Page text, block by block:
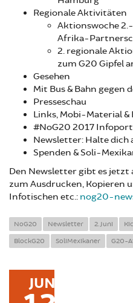
Regionale Aktivitäten
Aktionswoche
Afrika-
2. regionale
zum G20 Gipfel
Gesehen
Mit Bus & Bahn gegen
Presseschau
Links, Mobi-Material &
#NoG20 2017
Newsletter: Halte dich
Spenden & Soli-
Den Newsletter gibt es jetzt
zum Ausdrucken, Kopieren
Infotischen etc.: nog20-
NoG20 Newsletter 2. Juni
BlockG20 SoliMexikaner G20-
JUN